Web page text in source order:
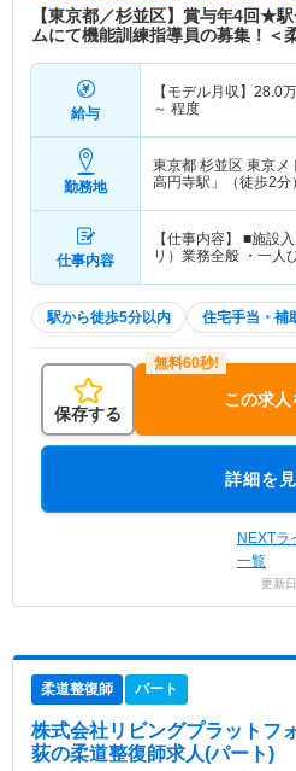
【東京都／杉並区】賞与年4回★
ムにて機能訓練指導員の募集！＜
給与
【モデル月収】 28.0
～ 程度
勤務地
東京都 杉並区 東京メ
高円寺駅」（徒歩2分）
仕事内容
【仕事内容】 ■施設
リ）業務全般 ・一人
駅から徒歩5分以内 住宅手当・補
保存する
この求人
詳細を
NEXTラ
一覧
更新
柔道整復師 パート
株式会社リビングプラットフ
荻の柔道整復師求人(パート)